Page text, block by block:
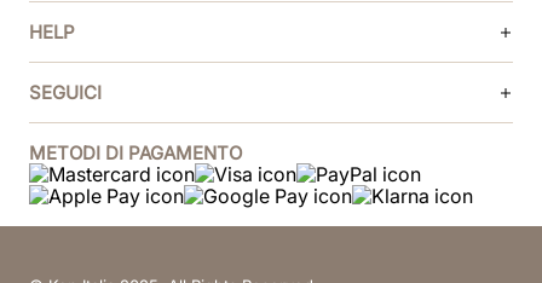
HELP
SEGUICI
METODI DI PAGAMENTO